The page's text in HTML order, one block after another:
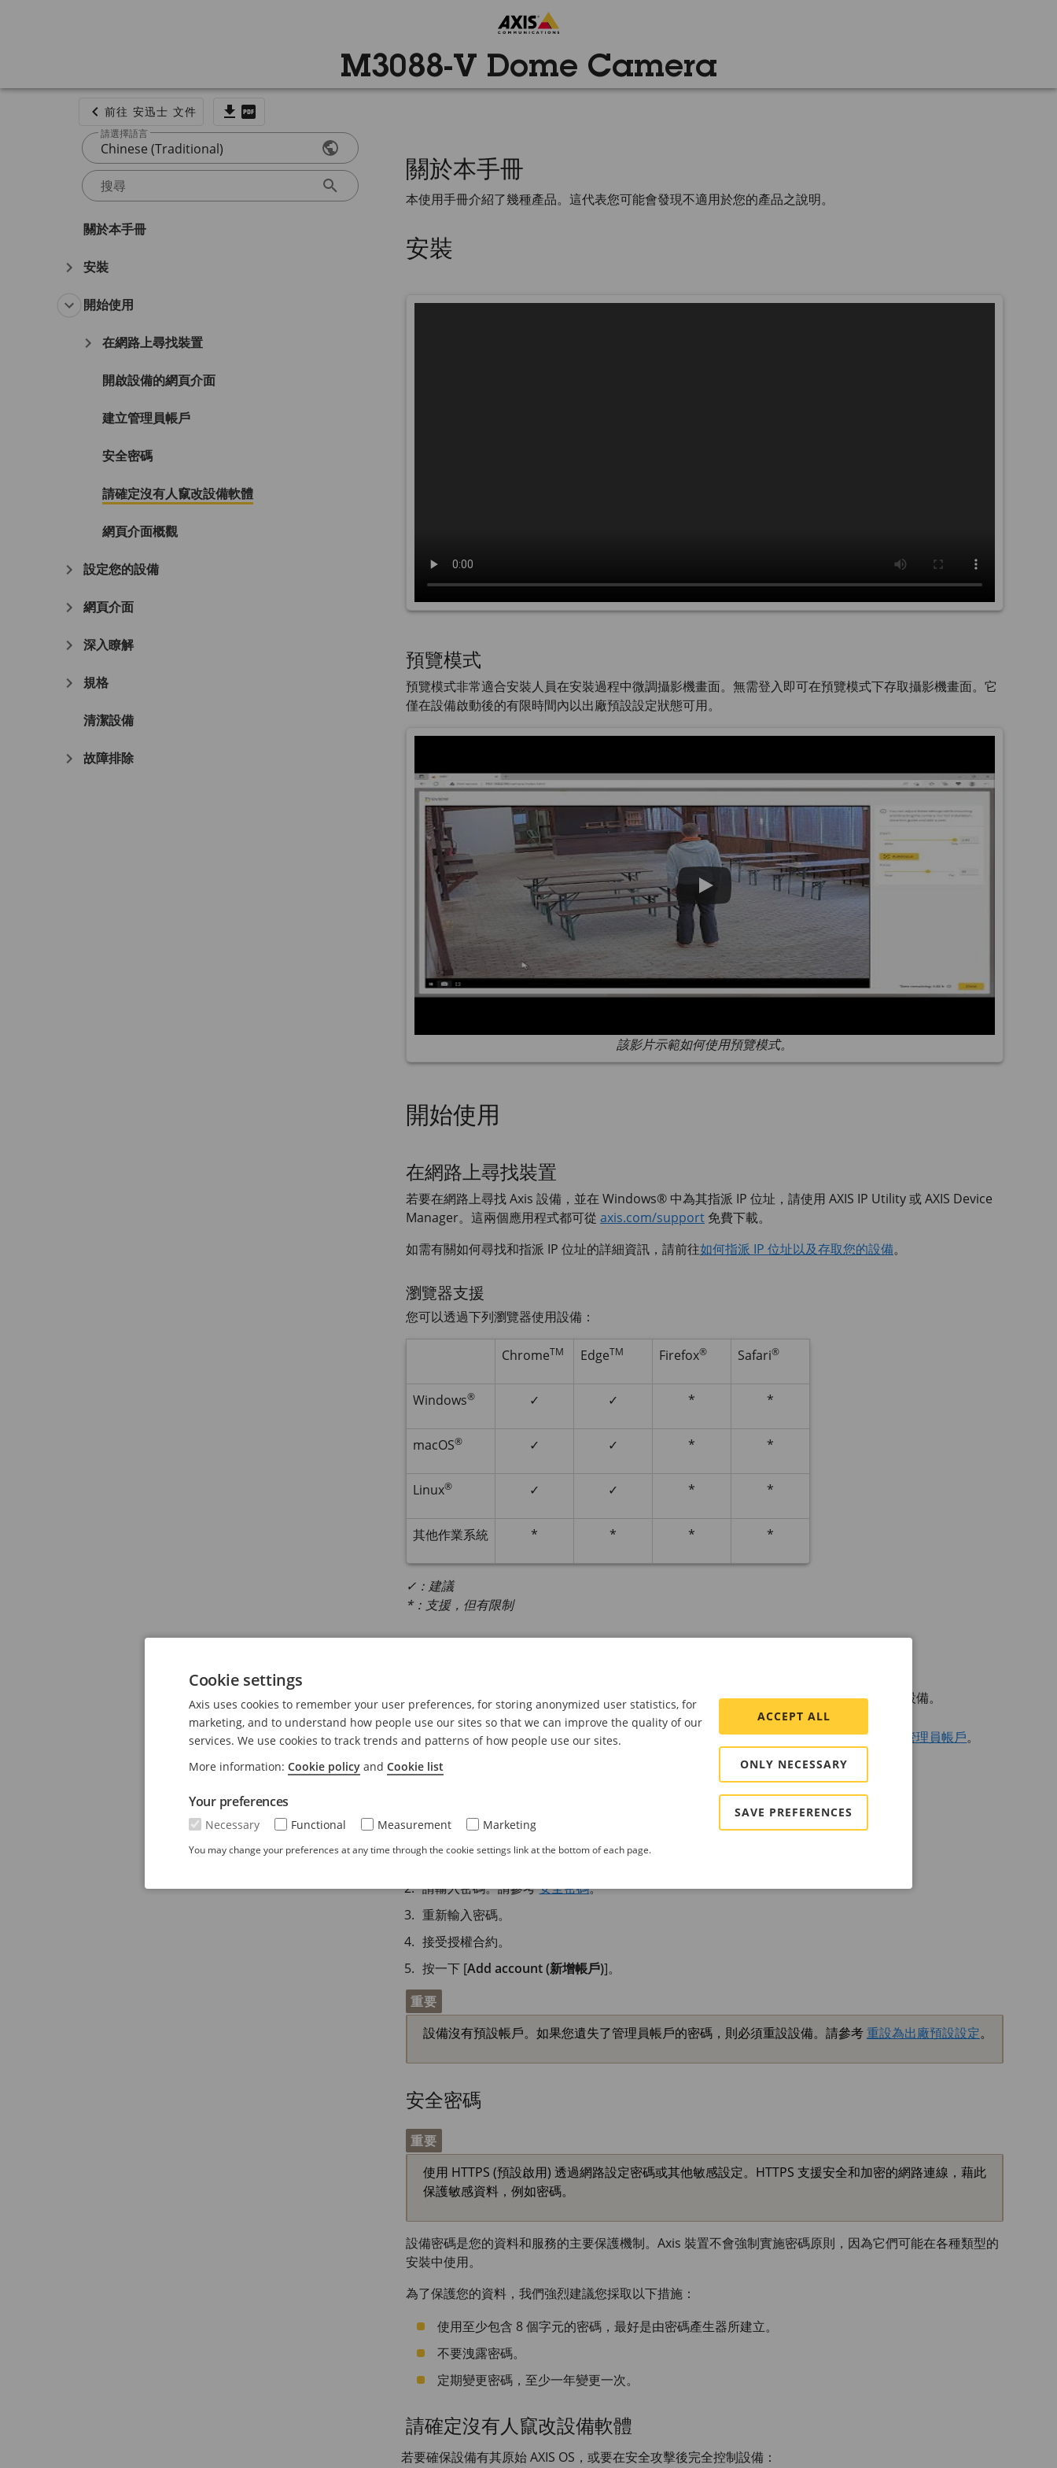
M3088-V Dome Camera
前往 安迅士 文件
請選擇語言
Chinese (Traditional)
搜尋
關於本手冊
安裝
開始使用
在網路上尋找裝置
開啟設備的網頁介面
建立管理員帳戶
安全密碼
請確定沒有人竄改設備軟體
網頁介面概觀
設定您的設備
網頁介面
深入瞭解
規格
清潔設備
故障排除
關於本手冊
本使用手冊介紹了幾種產品。這代表您可能會發現不適用於您的產品之說明。
安裝
預覽模式
預覽模式非常適合安裝人員在安裝過程中微調攝影機畫面。無需登入即可在預覽模式下存取攝影機畫面。它
僅在設備啟動後的有限時間內以出廠預設設定狀態可用。
該影片示範如何使用預覽模式。
開始使用
在網路上尋找裝置
若要在網路上尋找 Axis 設備，並在 Windows® 中為其指派 IP 位址，請使用 AXIS IP Utility 或AXIS Device
Manager。這兩個應用程式都可從 axis.com/support 免費下載。
如需有關如何尋找和指派 IP 位址的詳細資訊，請前往如何指派 IP 位址以及存取您的設備。
瀏覽器支援
您可以透過下列瀏覽器使用設備：
ChromeTM EdgeTM Firefox® Safari®
Windows® ✓ ✓ * *
macOS® ✓ ✓ * *
Linux® ✓ ✓ * *
其他作業系統 * * * *
✓：建議
*：支援，但有限制
如果您不知道 IP 位址，請使用 AXIS IP Utility 或 AXIS DeviceManager，在網路上尋找設備。
請鍵入使用者名稱和密碼。如果是第一次存取設備，必須建立管理員帳戶。請參考 建立管理員帳戶。
首次登入設備必須建立管理員帳戶。
請輸入使用者名稱。
請輸入密碼。請參考安全密碼。
重新輸入密碼。
接受授權合約。
按一下 [Add account (新增帳戶)]。
重要
設備沒有預設帳戶。如果您遺失了管理員帳戶的密碼，則必須重設設備。請參考重設為出廠預設設定。
安全密碼
重要
使用 HTTPS (預設啟用) 透過網路設定密碼或其他敏感設定。HTTPS 支援安全和加密的網路連線，藉此
保護敏感資料，例如密碼。
設備密碼是您的資料和服務的主要保護機制。Axis 裝置不會強制實施密碼原則，因為它們可能在各種類型的
安裝中使用。
為了保護您的資料，我們強烈建議您採取以下措施：
使用至少包含 8 個字元的密碼，最好是由密碼產生器所建立。
不要洩露密碼。
定期變更密碼，至少一年變更一次。
請確定沒有人竄改設備軟體
若要確保設備有其原始 AXIS OS，或要在安全攻擊後完全控制設備：
Cookie settings
Axis uses cookies to remember your user preferences, for storing anonymized user statistics, for
marketing, and to understand how people use our sites so that we can improve the quality of our
services. We use cookies to track trends and patterns of how people use our sites.
More information: Cookie policy and Cookie list
Your preferences
Necessary Functional Measurement Marketing
You may change your preferences at any time through the cookie settings link at the bottom of each page.
ACCEPT ALL
ONLY NECESSARY
SAVE PREFERENCES